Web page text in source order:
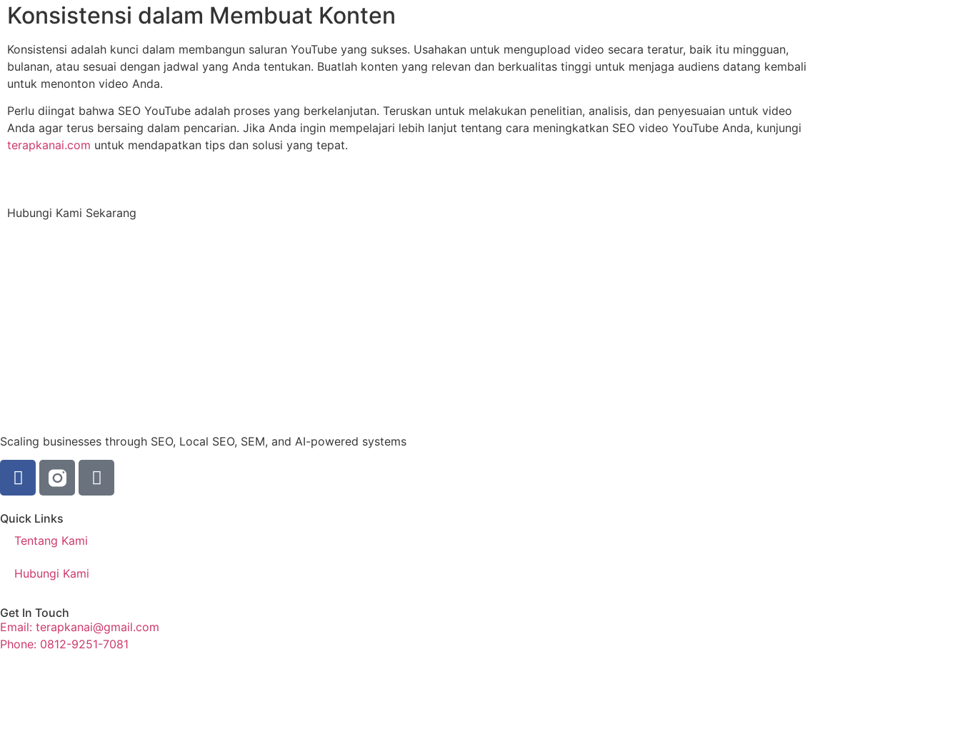
Konsistensi dalam Membuat Konten
Konsistensi adalah kunci dalam membangun saluran YouTube yang sukses. Usahakan untuk mengupload video secara teratur, baik itu mingguan,
bulanan, atau sesuai dengan jadwal yang Anda tentukan. Buatlah konten yang relevan dan berkualitas tinggi untuk menjaga audiens datang kembali
untuk menonton video Anda.
Perlu diingat bahwa SEO YouTube adalah proses yang berkelanjutan. Teruskan untuk melakukan penelitian, analisis, dan penyesuaian untuk video
Anda agar terus bersaing dalam pencarian. Jika Anda ingin mempelajari lebih lanjut tentang cara meningkatkan SEO video YouTube Anda, kunjungi
terapkanai.com untuk mendapatkan tips dan solusi yang tepat.
Hubungi Kami Sekarang
Scaling businesses through SEO, Local SEO, SEM, and AI-powered systems
Quick Links
Tentang Kami
Hubungi Kami
Get In Touch
Email: terapkanai@gmail.com
Phone: 0812-9251-7081